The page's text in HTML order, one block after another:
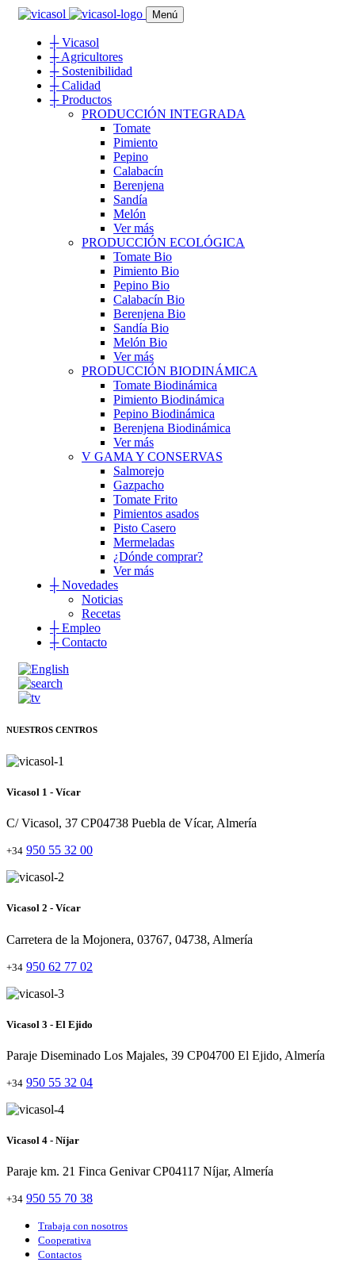
Menú
┼Vicasol
┼Agricultores
┼Sostenibilidad
┼Calidad
┼Productos
PRODUCCIÓN INTEGRADA
Tomate
Pimiento
Pepino
Calabacín
Berenjena
Sandía
Melón
Ver más
PRODUCCIÓN ECOLÓGICA
Tomate Bio
Pimiento Bio
Pepino Bio
Calabacín Bio
Berenjena Bio
Sandía Bio
Melón Bio
Ver más
PRODUCCIÓN BIODINÁMICA
Tomate Biodinámica
Pimiento Biodinámica
Pepino Biodinámica
Berenjena Biodinámica
Ver más
V GAMA Y CONSERVAS
Salmorejo
Gazpacho
Tomate Frito
Pimientos asados
Pisto Casero
Mermeladas
¿Dónde comprar?
Ver más
┼Novedades
Noticias
Recetas
┼Empleo
┼Contacto
NUESTROS CENTROS
Vicasol 1 - Vícar
C/ Vicasol, 37 CP04738 Puebla de Vícar, Almería
+34 950 55 32 00
Vicasol 2 - Vícar
Carretera de la Mojonera, 03767, 04738, Almería
+34 950 62 77 02
Vicasol 3 - El Ejido
Paraje Diseminado Los Majales, 39 CP04700 El Ejido, Almería
+34 950 55 32 04
Vicasol 4 - Níjar
Paraje km. 21 Finca Genivar CP04117 Níjar, Almería
+34 950 55 70 38
Trabaja con nosotros
Cooperativa
Contactos